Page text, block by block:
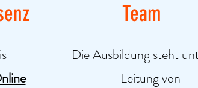
Team
Die Ausbildung steht
Leitung von